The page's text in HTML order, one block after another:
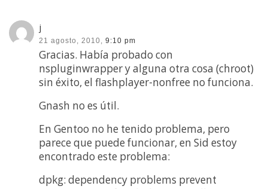
j
21 agosto, 2010, 9:10 pm
Gracias. Había probado con
nspluginwrapper y alguna otra cosa (chroot)
sin éxito, el flashplayer-nonfree no funciona.
Gnash no es útil.
En Gentoo no he tenido problema, pero
parece que puede funcionar, en Sid estoy
encontrado este problema:
dpkg: dependency problems prevent